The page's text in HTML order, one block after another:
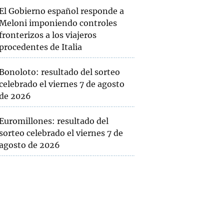
Gobierno español responde a
imponiendo controles
a los viajeros
de Italia
resultado del sorteo
el viernes 7 de agosto
2026
resultado del
celebrado el viernes 7 de
de 2026